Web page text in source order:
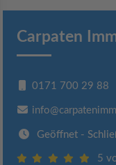
Carpaten
0171 700 29 88
Geöffnet -
5